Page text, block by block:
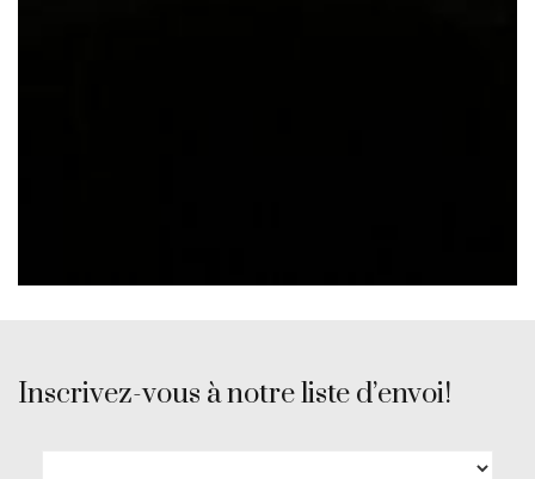
Inscrivez-vous à notre liste d’envoi!